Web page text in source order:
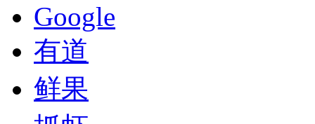
Google
有道
鲜果